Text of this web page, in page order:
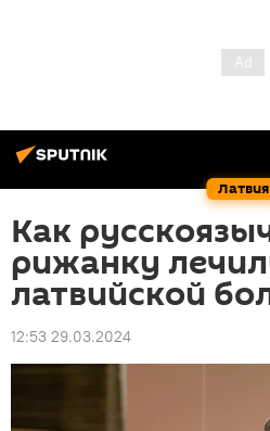
Латвия
Как
рижанку
латвийской
12:53 29.03.2024